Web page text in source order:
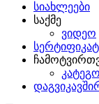
სიახლეები
საქმე
ვიდეო